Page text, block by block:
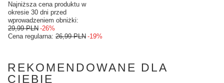
Najniższa cena produktu w
okresie 30 dni przed
wprowadzeniem obniżki:
29,99 PLN -26%
Cena regularna: 26,99 PLN -19%
REKOMENDOWANE DLA
CIEBIE